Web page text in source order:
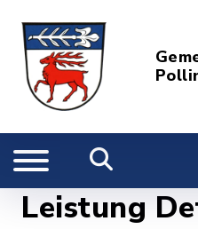
Leistung